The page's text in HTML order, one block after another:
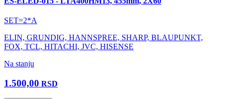
SET=2*A
ELIN, GRUNDIG, HANNSPREE, SHARP, BLAUPUNKT,
FOX, TCL, HITACHI, JVC, HISENSE
Na stanju
1.500,00 RSD